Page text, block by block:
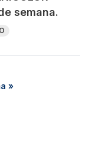
semana.
página
»